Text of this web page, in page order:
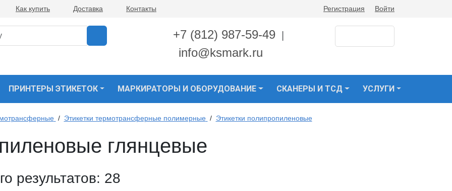
Как купить Доставка Контакты Регистрация Войти
+7 (812) 987-59-49
info@ksmark.ru
ПРИНТЕРЫ ЭТИКЕТОК МАРКИРАТОРЫ И ОБОРУДОВАНИЕ СКАНЕРЫ И ТСД УСЛУГИ
/ Этикетки термотрансферные полимерные / Этикетки полипропиленовые
глянцевые
результатов: 28